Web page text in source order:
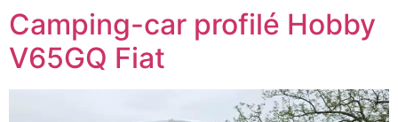
Camping-car profilé Hobby
V65GQ Fiat